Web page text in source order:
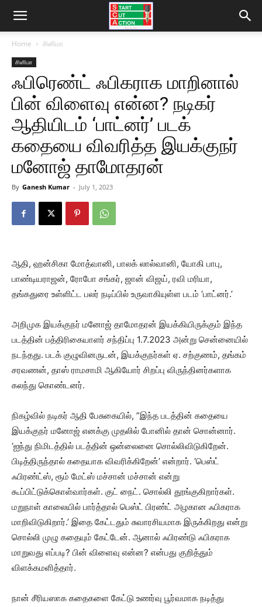
Home சினிமா
சினிமா
ஃபிரெண்ட் ஃபிகராக மாறினால்
பின் விளைவு என்ன? நடிகர்
ஆதியிடம் ‘பாட்னர்’ படக்
கதையை விவரித்த இயக்குநர்
மனோஜ் தாமோதரன்
By Ganesh Kumar - July 1, 2023
ஆதி, ஹன்சிகா மோத்வானி, பாலக் லால்வானி, யோகி பாபு,
பாண்டியராஜன், ரோபோ சங்கர், ஜான் விஜய், ரவி மரியா,
தங்கதுரை உள்ளிட்ட பலர் நடிப்பில் உருவாகியுள்ள படம் ‘பாட்னர்.’
அறிமுக இயக்குநர் மனோஜ் தாமோதரன் இயக்கியிருக்கும் இந்த
படத்தின் பத்திரிகையாளர் சந்திப்பு 1.7.2023 அன்று சென்னையில்
நடந்தது. படக் குழுவினருடன், இயக்குநர்கள் ஏ. சற்குணம், தங்கம்
சரவணன், தாஸ் ராமசாமி ஆகியோர் சிறப்பு விருந்தினர்களாக
கலந்து கொண்டனர்.
நிகழ்வில் நடிகர் ஆதி பேசுகையில், ”இந்த படத்தின் கதையை
இயக்குநர் மனோஜ் எனக்கு முதலில் போனில் தான் சொன்னார்.‌
‘ஐந்து நிமிடத்தில் படத்தின் ஒன்லைனை சொல்லிவிடுகிறேன்.
பிடித்திருந்தால் கதையாக விவரிக்கிறேன்’ என்றார். ‘பெஸ்ட்
ஃபிரண்ட்ஸ், ரூம் மேட்ஸ் மச்சான் மச்சான் என்று
கூப்பிட்டுக்கொள்வார்கள். குட் நைட். சொல்லி தூங்குகிறார்கள்.
மறுநாள் காலையில் பார்த்தால் பெஸ்ட் பிரண்ட் அழகான ஃபிகராக
மாறிவிடுகிறார்.’ இதை கேட்டதும் சுவாரசியமாக இருக்கிறது என்று
சொல்லி முழு கதையும் கேட்டேன். ஆனால் ஃபிரண்டு ஃபிகராக
மாறுவது எப்படி? பின் விளைவு என்ன? என்பது குறித்தும்
விளக்கமளித்தார்.
நான் சீரியஸாக கதைகளை கேட்டு உணர்வு பூர்வமாக நடித்து